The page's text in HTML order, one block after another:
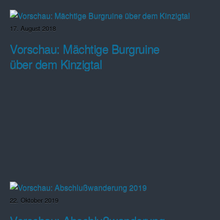
17. August 2018
Vorschau: Mächtige Burgruine
über dem Kinzigtal
22. Oktober 2019